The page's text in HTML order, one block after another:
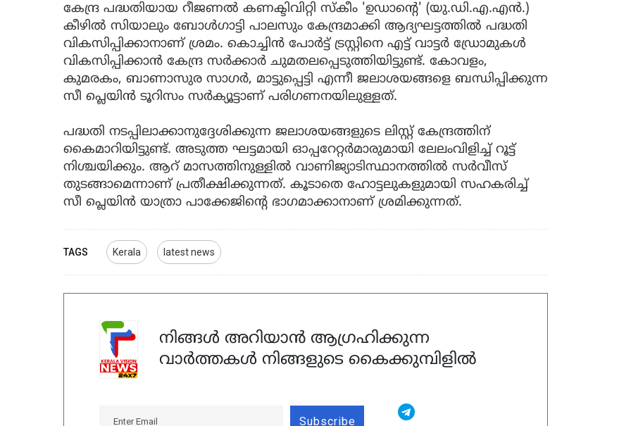
കേന്ദ്ര പദ്ധതിയായ റീജണല്‍ കണക്ടിവിറ്റി സ്‌കീം 'ഉഡാന്റെ' (യു.ഡി.എ.എന്‍.)
കീഴില്‍ സിയാലും ബോള്‍ഗാട്ടി പാലസും കേന്ദ്രമാക്കി ആദ്യഘട്ടത്തില്‍ പദ്ധതി
വികസിപ്പിക്കാനാണ് ശ്രമം. കൊച്ചിന്‍ പോര്‍ട്ട് ട്രസ്റ്റിനെ എട്ട് വാട്ടര്‍ ഡ്രോമുകള്‍
വികസിപ്പിക്കാന്‍ കേന്ദ്ര സര്‍ക്കാര്‍ ചുമതലപ്പെടുത്തിയിട്ടുണ്ട്. കോവളം,
കുമരകം, ബാണാസുര സാഗര്‍, മാട്ടുപ്പെട്ടി എന്നീ ജലാശയങ്ങളെ ബന്ധിപ്പിക്കുന്ന
സീ പ്ലെയിന്‍ ടൂറിസം സര്‍ക്യൂട്ടാണ് പരിഗണനയിലുള്ളത്.
പദ്ധതി നടപ്പിലാക്കാനുദ്ദേശിക്കുന്ന ജലാശയങ്ങളുടെ ലിസ്റ്റ് കേന്ദ്രത്തിന്
കൈമാറിയിട്ടുണ്ട്. അടുത്ത ഘട്ടമായി ഓപ്പറേറ്റര്‍മാരുമായി ലേലംവിളിച്ച് റൂട്ട്
നിശ്ചയിക്കും. ആറ് മാസത്തിനുള്ളില്‍ വാണിജ്യാടിസ്ഥാനത്തില്‍ സര്‍വീസ്
തുടങ്ങാമെന്നാണ് പ്രതീക്ഷിക്കുന്നത്. കൂടാതെ ഹോട്ടലുകളുമായി സഹകരിച്ച്
സീ പ്ലെയിന്‍ യാത്രാ പാക്കേജിന്റെ ഭാഗമാക്കാനാണ് ശ്രമിക്കുന്നത്.
TAGS Kerala latest news
നിങ്ങൾ അറിയാൻ ആഗ്രഹിക്കുന്ന
വാർത്തകൾ നിങ്ങളുടെ കൈക്കുമ്പിളിൽ
Subscribe